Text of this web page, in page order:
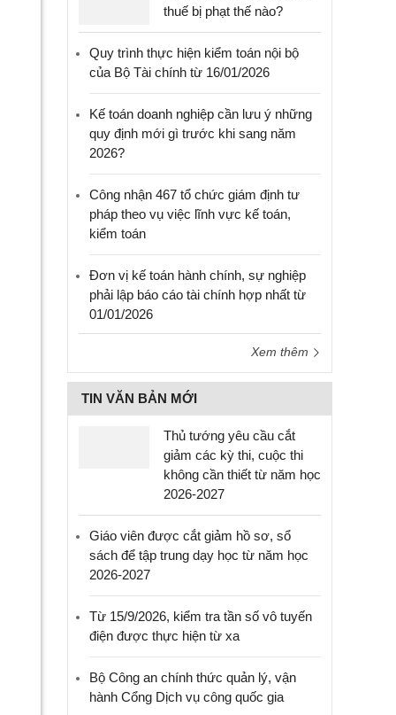
thuế bị phạt thế nào?
Quy trình thực hiện kiểm toán nội bộ
của Bộ Tài chính từ 16/01/2026
Kế toán doanh nghiệp cần lưu ý những
quy định mới gì trước khi sang năm
2026?
Công nhận 467 tổ chức giám định tư
pháp theo vụ việc lĩnh vực kế toán,
kiểm toán
Đơn vị kế toán hành chính, sự nghiệp
phải lập báo cáo tài chính hợp nhất từ
01/01/2026
Xem thêm
TIN VĂN BẢN MỚI
Thủ tướng yêu cầu cắt
giảm các kỳ thi, cuộc thi
không cần thiết từ năm học
2026-2027
Giáo viên được cắt giảm hồ sơ, sổ
sách để tập trung dạy học từ năm học
2026-2027
Từ 15/9/2026, kiểm tra tần số vô tuyến
điện được thực hiện từ xa
Bộ Công an chính thức quản lý, vận
hành Cổng Dịch vụ công quốc gia